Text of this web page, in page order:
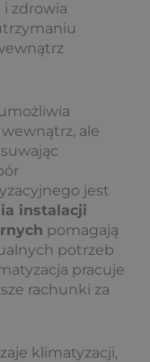
zdrowia
ale
jest
instalacji
pomagają
potrzeb
pracuje
rachunki za
klimatyzacji,